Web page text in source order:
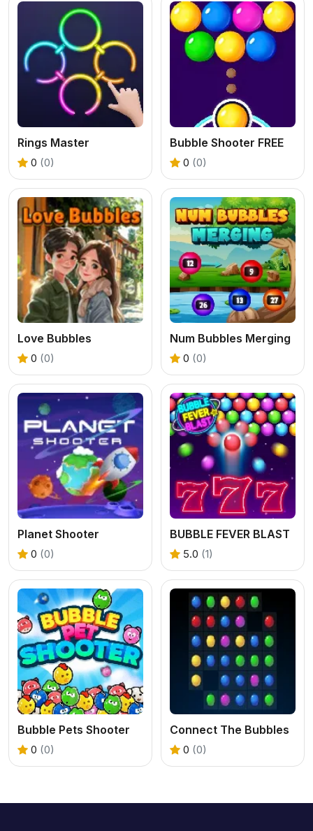
Rings Master
0 (0)
Bubble Shooter FREE
0 (0)
Love Bubbles
0 (0)
Num Bubbles Merging
0 (0)
Planet Shooter
0 (0)
BUBBLE FEVER BLAST
5.0 (1)
Bubble Pets Shooter
0 (0)
Connect The Bubbles
0 (0)